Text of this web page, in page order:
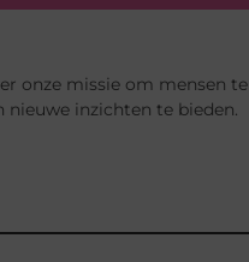
onze missie om mensen te
nieuwe inzichten te bieden.